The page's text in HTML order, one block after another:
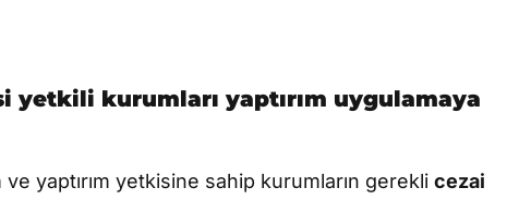
yetkili kurumları yaptırım uygulamaya
yaptırım yetkisine sahip kurumların gerekli cezai